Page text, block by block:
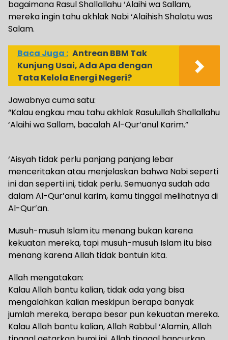
bagaimana Rasul Shallallahu ‘Alaihi wa Sallam,
mereka ingin tahu akhlak Nabi ‘Alaihish Shalatu was
Salam.
Baca Juga : Antrean BBM Tak
Kunjung Usai, Ada Apa dengan
Tata Kelola Energi Negeri?
Jawabnya cuma satu:
“Kalau engkau mau tahu akhlak Rasulullah Shallallahu
‘Alaihi wa Sallam, bacalah Al-Qur’anul Karim.”
‘Aisyah tidak perlu panjang panjang lebar
menceritakan atau menjelaskan bahwa Nabi seperti
ini dan seperti ini, tidak perlu. Semuanya sudah ada
dalam Al-Qur’anul karim, kamu tinggal melihatnya di
Al-Qur’an.
Musuh-musuh Islam itu menang bukan karena
kekuatan mereka, tapi musuh-musuh Islam itu bisa
menang karena Allah tidak bantuin kita.
Allah mengatakan:
Kalau Allah bantu kalian, tidak ada yang bisa
mengalahkan kalian meskipun berapa banyak
jumlah mereka, berapa besar pun kekuatan mereka.
Kalau Allah bantu kalian, Allah Rabbul ‘Alamin, Allah